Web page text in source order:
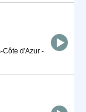
Côte d'Azur -